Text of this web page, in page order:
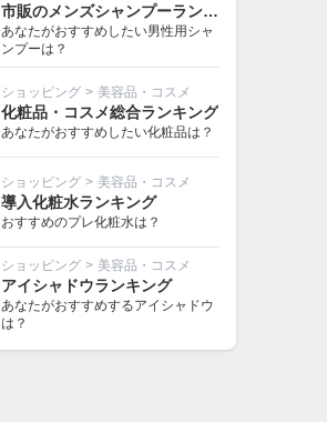
市販のメンズシャンプーランキング
あなたがおすすめしたい男性用シャ
ンプーは？
ショッピング > 美容品・コスメ
化粧品・コスメ総合ランキング
あなたがおすすめしたい化粧品は？
ショッピング > 美容品・コスメ
導入化粧水ランキング
おすすめのプレ化粧水は？
ショッピング > 美容品・コスメ
アイシャドウランキング
あなたがおすすめするアイシャドウ
は？